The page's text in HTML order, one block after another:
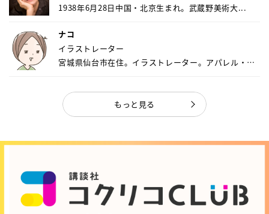
1938年6月28日中国・北京生まれ。武蔵野美術大...
ナコ
イラストレーター
宮城県仙台市在住。イラストレーター。アパレル・キ
もっと見る